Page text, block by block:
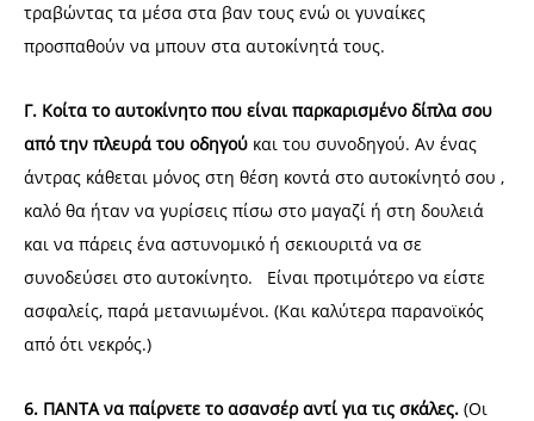
τραβώντας τα μέσα στα βαν τους ενώ οι γυναίκες
προσπαθούν να μπουν στα αυτοκίνητά τους.
Γ. Κοίτα το αυτοκίνητο που είναι παρκαρισμένο δίπλα σου
από την πλευρά του οδηγού και του συνοδηγού. Αν ένας
άντρας κάθεται μόνος στη θέση κοντά στο αυτοκίνητό σου ,
καλό θα ήταν να γυρίσεις πίσω στο μαγαζί ή στη δουλειά
και να πάρεις ένα αστυνομικό ή σεκιουριτά να σε
συνοδεύσει στο αυτοκίνητο. Είναι προτιμότερο να είστε
ασφαλείς, παρά μετανιωμένοι. (Και καλύτερα παρανοϊκός
από ότι νεκρός.)
6. ΠΑΝΤΑ να παίρνετε το ασανσέρ αντί για τις σκάλες. (Οι